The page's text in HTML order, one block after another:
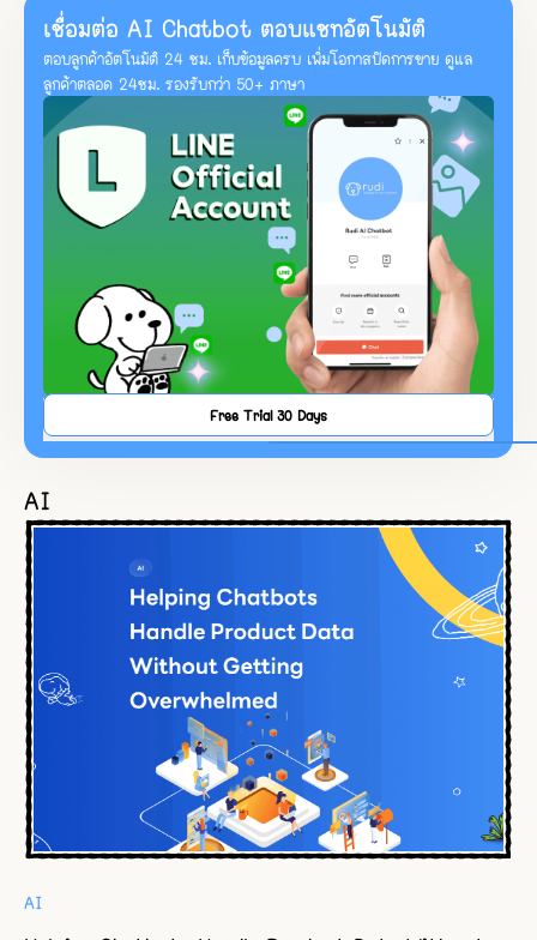
เชื่อมต่อ AI Chatbot ตอบแชทอัตโนมัติ
ตอบลูกค้าอัตโนมัติ 24 ชม. เก็บข้อมูลครบ เพิ่มโอกาสปิดการขาย ดูแล
ลูกค้าตลอด 24ชม. รองรับกว่า 50+ ภาษา
Free Trial 30 Days
AI
AI